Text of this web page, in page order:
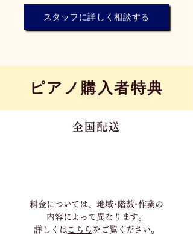
スタッフに詳しく相談する
​ピアノ購入者特典
全国配送
料金については、地域･階数･作業の
内容に よって異なります。
詳しくは こちら をご覧ください。